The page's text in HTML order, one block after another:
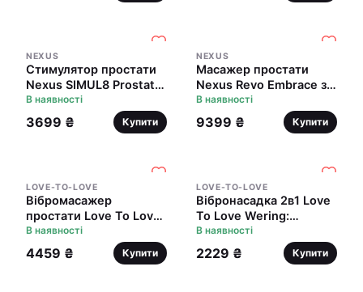
NEXUS
Стимулятор простати
Nexus SIMUL8 Prostate
Stimulator з
ерекційним кільцем
В наявності
3699 ₴ Купити
NEXUS
Масажер простати
Nexus Revo Embrace з
обертальною головкою
та з ерекційним
кільцем
В наявності
9399 ₴ Купити
LOVE-TO-LOVE
Вібромасажер
простати Love To Love
Double Game з
подвійним ерекційним
кільцем і пультом ДК
В наявності
4459 ₴ Купити
LOVE-TO-LOVE
Вібронасадка 2в1 Love
To Love Wering:
ерекційне віброкільце і
вібронасадка на член
В наявності
2229 ₴ Купити